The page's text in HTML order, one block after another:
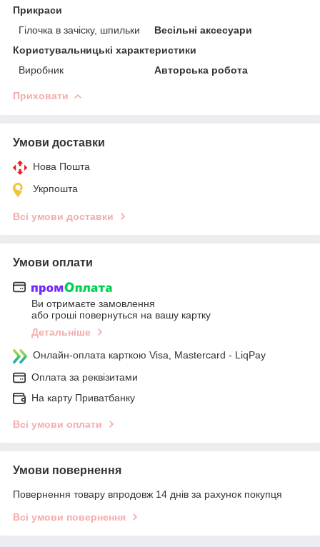
Прикраси
Гілочка в зачіску, шпильки
Весільні аксесуари
Користувальницькі характеристики
Виробник
Авторська робота
Приховати
Умови доставки
Нова Пошта
Укрпошта
Всі умови доставки
Умови оплати
Ви отримаєте замовлення
або гроші повернуться на вашу картку
Детальніше
Онлайн-оплата карткою Visa, Mastercard - LiqPay
Оплата за реквізитами
На карту Приватбанку
Всі умови оплати
Умови повернення
Повернення товару впродовж 14 днів за рахунок покупця
Всі умови повернення